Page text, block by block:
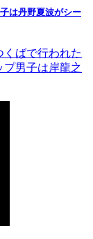
は丹野夏波がシー
くばで行われた
男子は岸龍之